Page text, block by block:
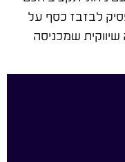
לבזבז כסף על
שמכניסה